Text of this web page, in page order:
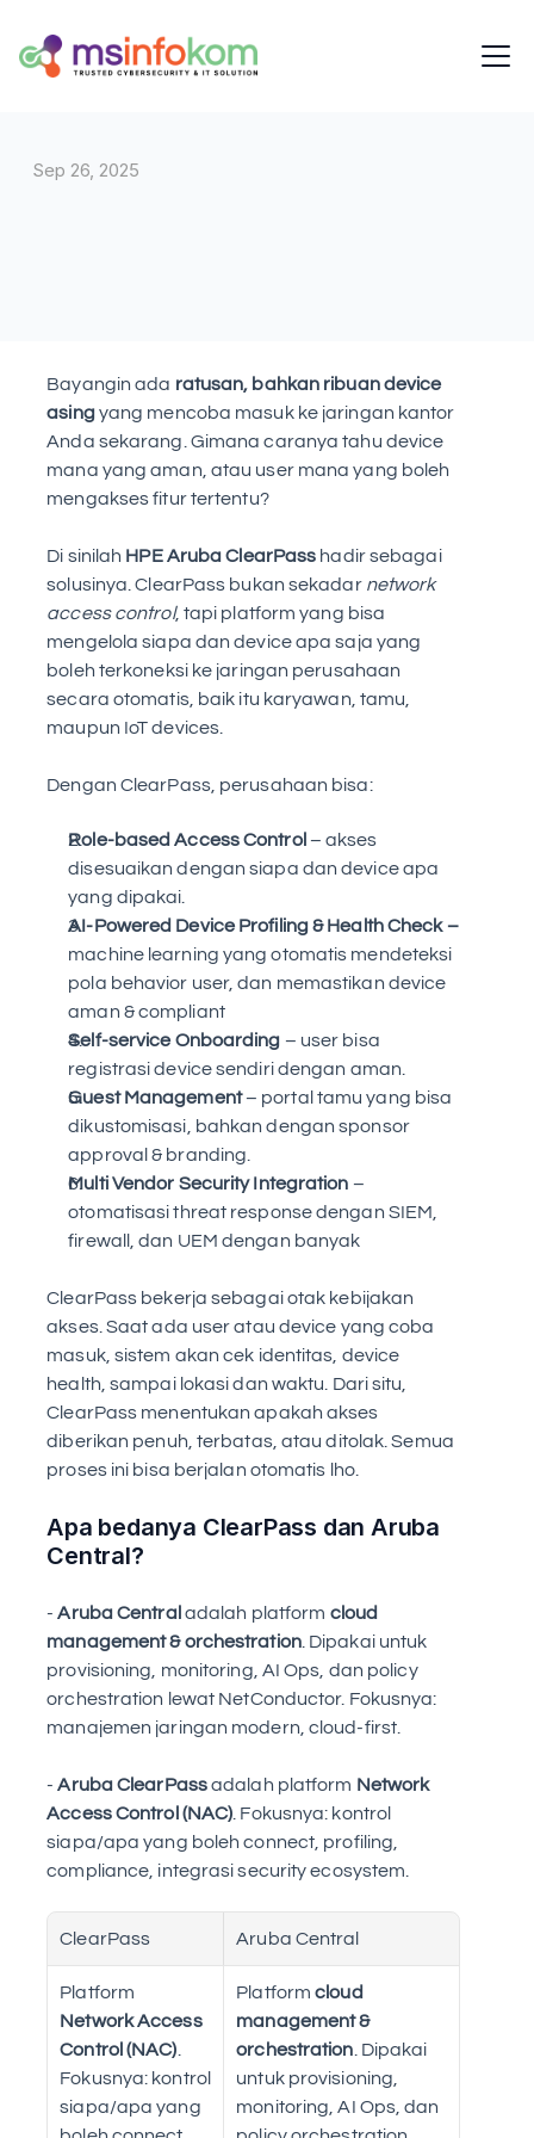
Sep 26, 2025
Bayangin ada ratusan, bahkan ribuan device
asing yang mencoba masuk ke jaringan kantor
Anda sekarang. Gimana caranya tahu device
mana yang aman, atau user mana yang boleh
mengakses fitur tertentu?
Di sinilah HPE Aruba ClearPass hadir sebagai
solusinya. ClearPass bukan sekadar network
access control, tapi platform yang bisa
mengelola siapa dan device apa saja yang
boleh terkoneksi ke jaringan perusahaan
secara otomatis, baik itu karyawan, tamu,
maupun IoT devices.
Dengan ClearPass, perusahaan bisa:
Role-based Access Control – akses
disesuaikan dengan siapa dan device apa
yang dipakai.
AI-Powered Device Profiling & Health Check –
machine learning yang otomatis mendeteksi
pola behavior user, dan memastikan device
aman & compliant
Self-service Onboarding – user bisa
registrasi device sendiri dengan aman.
Guest Management – portal tamu yang bisa
dikustomisasi, bahkan dengan sponsor
approval & branding.
Multi Vendor Security Integration –
otomatisasi threat response dengan SIEM,
firewall, dan UEM dengan banyak
ClearPass bekerja sebagai otak kebijakan
akses. Saat ada user atau device yang coba
masuk, sistem akan cek identitas, device
health, sampai lokasi dan waktu. Dari situ,
ClearPass menentukan apakah akses
diberikan penuh, terbatas, atau ditolak. Semua
proses ini bisa berjalan otomatis lho.
Apa bedanya ClearPass dan Aruba
Central?
- Aruba Central adalah platform cloud
management & orchestration. Dipakai untuk
provisioning, monitoring, AI Ops, dan policy
orchestration lewat NetConductor. Fokusnya:
manajemen jaringan modern, cloud-first.
- Aruba ClearPass adalah platform Network
Access Control (NAC) . Fokusnya: kontrol
siapa/apa yang boleh connect, profiling,
compliance, integrasi security ecosystem.
ClearPass Aruba Central
Network Access
Control (NAC)
Fokusnya: kontrol
siapa/apa yang
Platform cloud
management &
orchestration . Dipakai
untuk provisioning,
monitoring, AI Ops, dan